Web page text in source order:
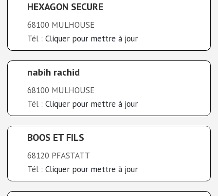
HEXAGON SECURE
68100 MULHOUSE
Tél : Cliquer pour mettre à jour
nabih rachid
68100 MULHOUSE
Tél : Cliquer pour mettre à jour
BOOS ET FILS
68120 PFASTATT
Tél : Cliquer pour mettre à jour